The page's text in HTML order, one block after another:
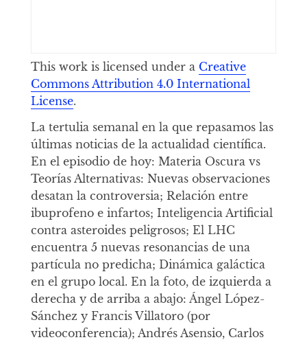
This work is licensed under a Creative
Commons Attribution 4.0 International
License.
La tertulia semanal en la que repasamos las
últimas noticias de la actualidad científica.
En el episodio de hoy: Materia Oscura vs
Teorías Alternativas: Nuevas observaciones
desatan la controversia; Relación entre
ibuprofeno e infartos; Inteligencia Artificial
contra asteroides peligrosos; El LHC
encuentra 5 nuevas resonancias de una
partícula no predicha; Dinámica galáctica
en el grupo local. En la foto, de izquierda a
derecha y de arriba a abajo: Ángel López-
Sánchez y Francis Villatoro (por
videoconferencia); Andrés Asensio, Carlos